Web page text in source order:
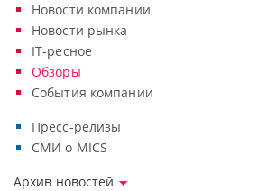
Новости компании
Новости рынка
IT-ресное
Обзоры
События компании
Пресс-релизы
СМИ о MICS
Архив новостей